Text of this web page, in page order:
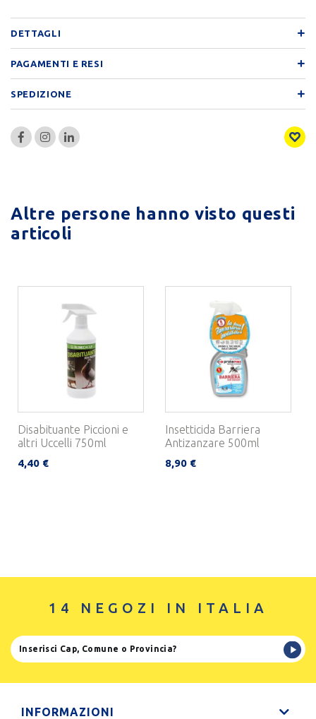
DETTAGLI
PAGAMENTI E RESI
SPEDIZIONE
Altre persone hanno visto questi
articoli
Disabituante Piccioni e
altri Uccelli 750ml
4,40 €
Insetticida Barriera
Antizanzare 500ml
8,90 €
14 NEGOZI IN ITALIA
INFORMAZIONI